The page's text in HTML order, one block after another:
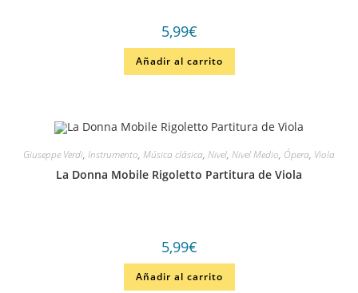
5,99€
Añadir al carrito
Giuseppe Verdi, Instrumento, Música clásica, Nivel, Nivel Medio, Ópera, Viola
La Donna Mobile Rigoletto Partitura de Viola
5,99€
Añadir al carrito